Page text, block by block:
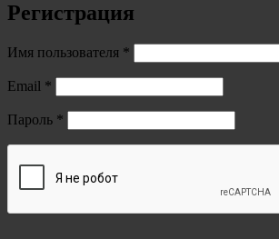
Регистрация
Имя пользователя *
Email *
Пароль *